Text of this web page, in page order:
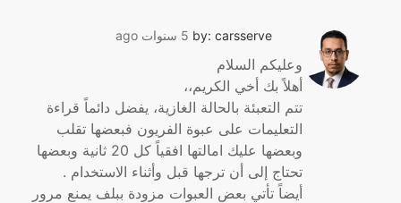
by: carsserve 5 سنوات ago
وعليكم السلام
أهلاً بك أخي الكريم،،
تتم التعبئة بالحالة الغازية، يفضل دائماً قراءة
التعليمات على عبوة الفريون فبعضها تقلب
وبعضها عليك امالتها افقياً كل 20 ثانية وبعضها
تحتاج إلى أن ترجها قبل وأثناء الاستخدام .
أيضاً تأتي بعض العبوات مزودة ببلف يمنع مرور